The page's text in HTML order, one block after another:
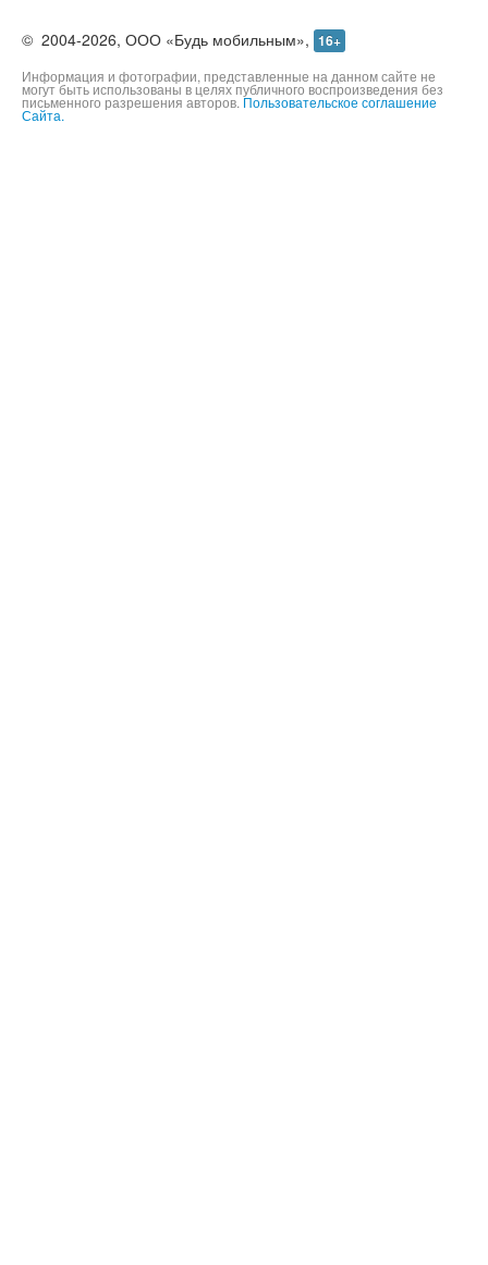
© 2004-2026, ООО «Будь мобильным», 16+
Информация и фотографии, представленные на данном сайте не
могут быть использованы в целях публичного воспроизведения без
письменного разрешения авторов. Пользовательское соглашение
Сайта.